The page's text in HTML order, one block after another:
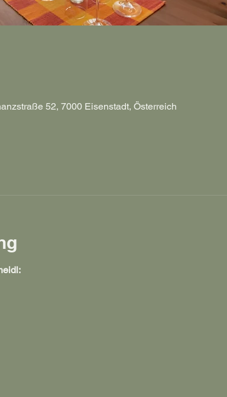
52, 7000 Eisenstadt, Österreich